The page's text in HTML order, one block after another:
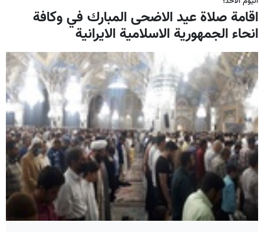
اقامة صلاة عيد الاضحى المبارك في وكافة
انحاء الجمهورية الاسلامية الايرانية